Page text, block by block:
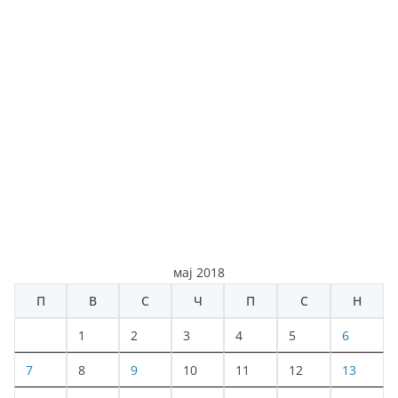
мај 2018
П
В С Ч П С Н
1 2 3 4 5 6
7 8 9 10 11 12 13